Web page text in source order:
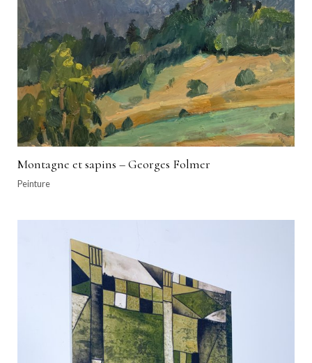
Montagne et sapins – Georges Folmer
Peinture